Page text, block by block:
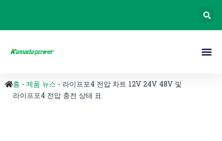
홈 - 제품 뉴스 - 라이프포4 전압 차트 12V 24V 48V 및
라이프포4 전압 충전 상태 표